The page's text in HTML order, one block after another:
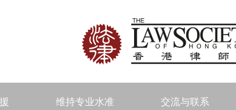
维持专业水准 交流与联系